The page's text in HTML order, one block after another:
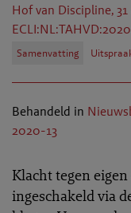
Hof van Discipline,
Samenvatting
Behandeld in
2020-13
Klacht tegen
ingeschakeld via